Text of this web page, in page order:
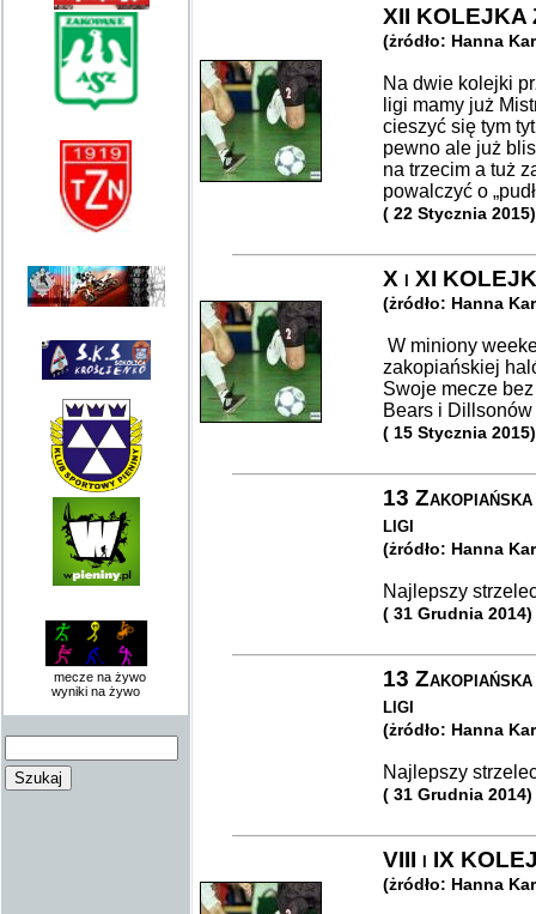
mecze na żywo
wyniki na żywo
XII KOLEJKA
(żródło: Hanna
Na dwie kolejki
ligi mamy już
cieszyć się tym
pewno ale już
na trzecim a tuż
powalczyć o
( 22 Stycznia 2015)
X i XI
(żródło: Hanna
W miniony
zakopiańskiej
Swoje mecze
Bears i
( 15 Stycznia 2015)
13
ligi
(żródło: Hanna
Najlepszy
( 31 Grudnia 2014)
13
ligi
(żródło: Hanna
Najlepszy
( 31 Grudnia 2014)
VIII i IX
(żródło: Hanna